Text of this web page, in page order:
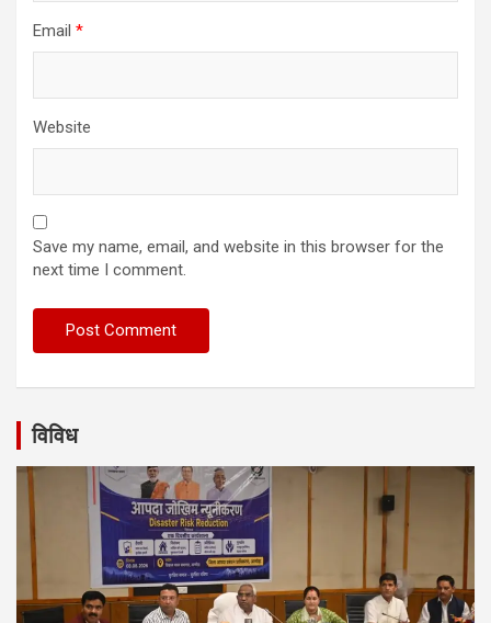
Email *
Website
Save my name, email, and website in this browser for the
next time I comment.
विविध